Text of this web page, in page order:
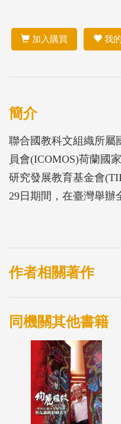
加入購買 我
簡介
聯合國教科文組織所屬
員會(ICOMOS)荷蘭國
研究發展教育基金會
29日期間，在臺灣舉辦
集及彙整，集結成冊出
各國治水的文化與經驗。
作者相關著作
同機關其他書籍